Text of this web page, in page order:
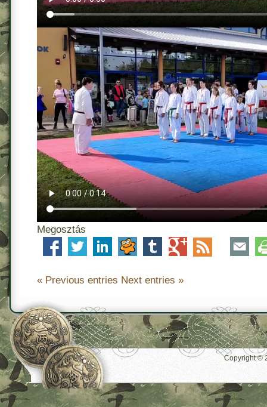
Megosztás
« Previous entries Next entries »
Copyright ©